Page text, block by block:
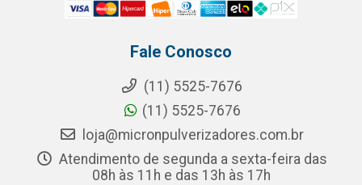
Fale Conosco
(11) 5525-7676
(11) 5525-7676
loja@micronpulverizadores.com.br
Atendimento de segunda a sexta-feira das
08h às 11h e das 13h às 17h